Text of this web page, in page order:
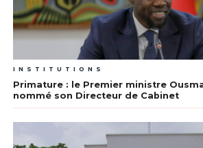
INSTITUTIONS
Primature : le Premier ministre
nommé son Directeur de Cabinet